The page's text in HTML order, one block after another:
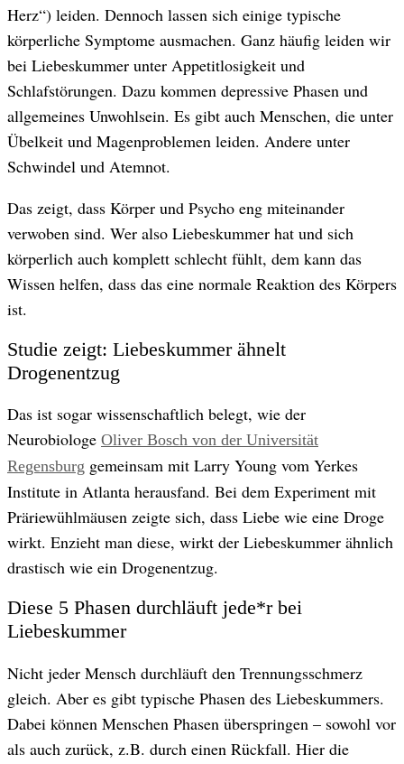
Herz“) leiden. Dennoch lassen sich einige typische
körperliche Symptome ausmachen. Ganz häufig leiden wir
bei Liebeskummer unter Appetitlosigkeit und
Schlafstörungen. Dazu kommen depressive Phasen und
allgemeines Unwohlsein. Es gibt auch Menschen, die unter
Übelkeit und Magenproblemen leiden. Andere unter
Schwindel und Atemnot.
Das zeigt, dass Körper und Psycho eng miteinander
verwoben sind. Wer also Liebeskummer hat und sich
körperlich auch komplett schlecht fühlt, dem kann das
Wissen helfen, dass das eine normale Reaktion des Körpers
ist.
Studie zeigt: Liebeskummer ähnelt
Drogenentzug
Das ist sogar wissenschaftlich belegt, wie der
Neurobiologe Oliver Bosch von der Universität
Regensburg gemeinsam mit Larry Young vom Yerkes
Institute in Atlanta herausfand. Bei dem Experiment mit
Präriewühlmäusen zeigte sich, dass Liebe wie eine Droge
wirkt. Enzieht man diese, wirkt der Liebeskummer ähnlich
drastisch wie ein Drogenentzug.
Diese 5 Phasen durchläuft jede*r bei
Liebeskummer
Nicht jeder Mensch durchläuft den Trennungsschmerz
gleich. Aber es gibt typische Phasen des Liebeskummers.
Dabei können Menschen Phasen überspringen – sowohl vor
als auch zurück, z.B. durch einen Rückfall. Hier die